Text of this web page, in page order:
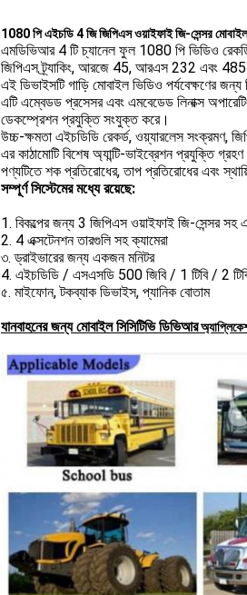
1080 পি এইচডি 4 জি জিপিএস ওয়াইফাই জি-সেন্সর
এমডিভিআর 4 টি চ্যানেল ফুল 1080 পি ভিডিও
জিপিএস ট্র্যাকিং, আরজে 45, আরএস 232 এবং 485
এই ডিভাইসটি গাড়ি মোবাইল ভিডিও পর্যবেক্ষণের
এটি এম্বেডড প্রসেসর এবং এমবেডেড লিনাক্স
ডেকম্প্রেশন প্রযুক্তি সংযুক্ত করে।
উচ্চ-ক্ষমতা এইচডিডি রেকর্ড, ওয়্যারলেস
এর কাঠামোটি বিশেষ অ্যান্টি-ভাইব্রেশন প্রযুক্তি
পণ্যটিতে শক প্রতিরোধের, তাপ প্রতিরোধের এবং
সম্পূর্ণ সিস্টেমের মধ্যে রয়েছে:
1. বিকল্পের জন্য 3 জিপিএস ওয়াইফাই জি-সেন্সর সহ
2. 4 এক্সটেনশন তারগুলি সহ ক্যামেরা
৩. ড্রাইভারের জন্য একজন মনিটর
4. এইচডিডি / এসএসডি 500 জিবি / 1 টিবি / 2
৫. মাইফোন, টকব্যাক ডিভাইস, প্যানিক বোতাম
যানবাহনের জন্য মোবাইল সিসিটিভি ডিভিআর